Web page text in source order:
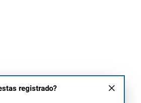
registrado?